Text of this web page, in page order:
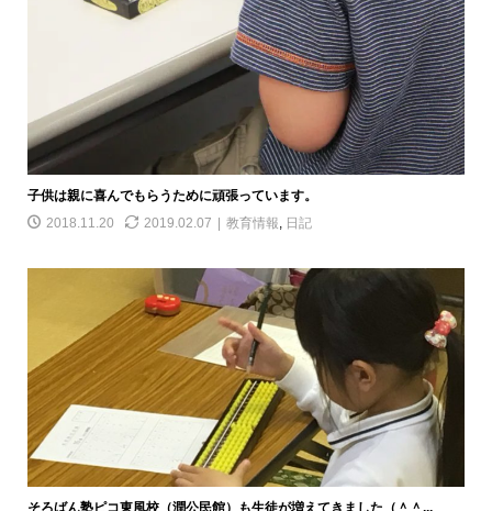
子供は親に喜んでもらうために頑張っています。
2018.11.20
2019.02.07 教育情報, 日記